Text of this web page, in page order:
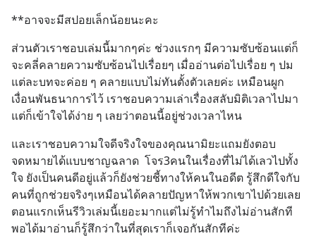
**อาจจะมีสปอยเล็กน้อยนะคะ
ส่วนตัวเราชอบเล่มนี้มากๆค่ะ ช่วงแรกๆ มีความซับซ้อนแต่ก็
จะคลี่คลายความซับซ้อนไปเรื่อยๆ เมื่ออ่านต่อไปเรื่อย ๆ ปม
แต่ละบทจะค่อย ๆ คลายแบบไม่ทันตั้งตัวเลยค่ะ เหมือนผูก
เงื่อนพันธนาการไว้ เราชอบความเล่าเรื่องสลับมิติเวลาไปมา
แต่ก็เข้าใจได้ง่าย ๆ เลยว่าตอนนี้อยู่ช่วงเวลาไหน
และเราชอบความใจดีจริงใจของคุณนามิยะแถมยังตอบ
จดหมายได้แบบชาญฉลาด  โจร3คนในเรื่องที่ไม่ได้เลวไปทั้ง
ใจ ยังเป็นคนดีอยู่แล้วก็ยังช่วยชี้ทางให้คนในอดีต รู้สึกดีใจกับ
คนที่ถูกช่วยจริงๆเหมือนได้คลายปัญหาให้พวกเขาไปด้วยเลย
ตอนแรกเห็นรีวิวเล่มนี้เยอะมากแต่ไม่รู้ทำไมถึงไม่อ่านสักที
พอได้มาอ่านก็รู้สึกว่าในที่สุดเราก็เจอกันสักทีค่ะ